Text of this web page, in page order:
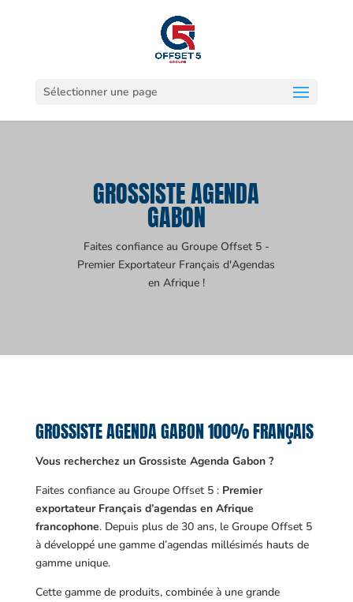
Sélectionner une page
GROSSISTE AGENDA
GABON
Faites confiance au Groupe Offset 5 -
Premier Exportateur Français d'Agendas
en Afrique !
GROSSISTE AGENDA GABON 100% FRANÇAIS
Vous recherchez un Grossiste Agenda Gabon ?
Faites confiance au Groupe Offset 5 : Premier
exportateur Français d’agendas en Afrique
francophone. Depuis plus de 30 ans, le Groupe Offset 5
à développé une gamme d’agendas millésimés hauts de
gamme unique.
Cette gamme de produits, combinée à une grande